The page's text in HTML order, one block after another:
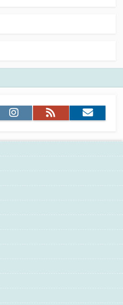
Instagram
フ
ー
お
問
合